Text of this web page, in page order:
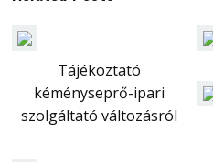
Tájékoztató
kéményseprő-ipari
szolgáltató változásról